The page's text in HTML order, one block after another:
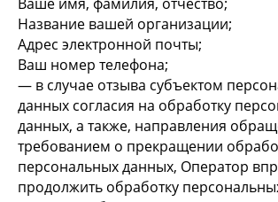
Название вашей организации;
Адрес электронной почты;
Ваш номер телефона;
— в случае отзыва субъектом
данных согласия на обработку
данных, а также, направления
требованием о прекращении
персональных данных, Оператор
продолжить обработку